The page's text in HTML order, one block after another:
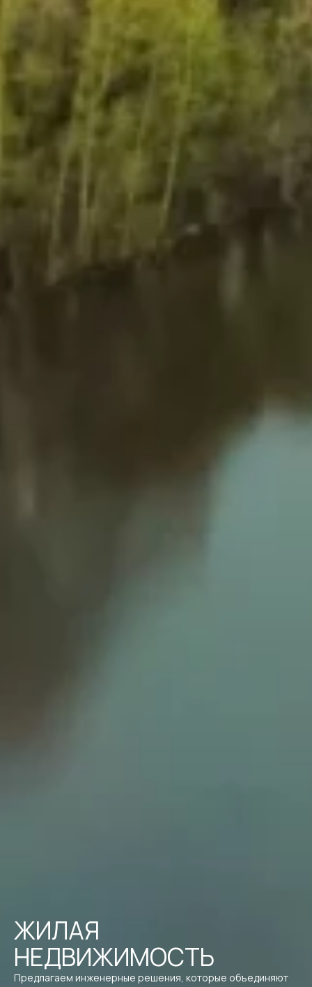
ЖИЛАЯ
НЕДВИЖИМОСТЬ
Предлагаем инженерные решения, которые объединяют